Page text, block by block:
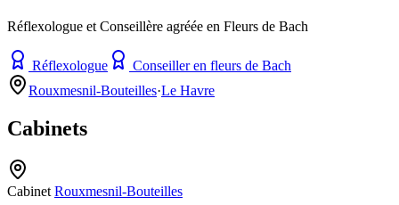
Réflexologue et Conseillère agréée en Fleurs de Bach
Réflexologue
Conseiller en fleurs de Bach
Rouxmesnil-Bouteilles·Le Havre
Cabinets
Cabinet Rouxmesnil-Bouteilles